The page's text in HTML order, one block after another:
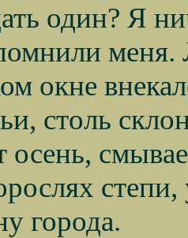
один? Я
меня.
окне
столь
осень,
города.